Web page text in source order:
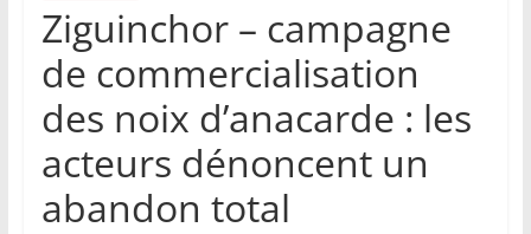
Ziguinchor – campagne
de commercialisation
des noix d’anacarde : les
acteurs dénoncent un
abandon total